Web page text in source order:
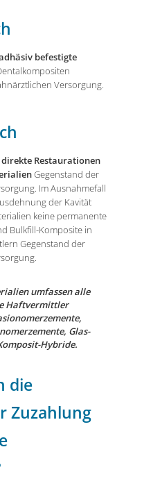
befestigte
Versorgung.
direkte Restaurationen
Gegenstand der
Im Ausnahmefall
der Kavität
keine permanente
Bulkfill-Komposite in
Gegenstand der
umfassen alle
Haftvermittler
Glas-
Hybride.
die
Zuzahlung